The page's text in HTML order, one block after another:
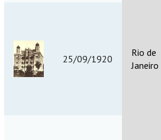
25/09/1920
Rio de
Janeiro